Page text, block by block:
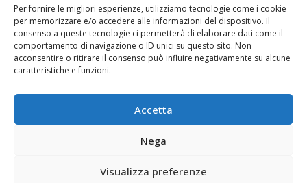
Per fornire le migliori esperienze, utilizziamo tecnologie come i cookie
per memorizzare e/o accedere alle informazioni del dispositivo. Il
consenso a queste tecnologie ci permetterà di elaborare dati come il
comportamento di navigazione o ID unici su questo sito. Non
acconsentire o ritirare il consenso può influire negativamente su alcune
caratteristiche e funzioni.
Accetta
Nega
Visualizza preferenze
CIN: HOTEL IT025019A17W3E9TGC
© ORSA MAGGIORE S.R.L. - FALCADE BELLUNO - P.IVA
COMUNICAZIONE
CIN Codes